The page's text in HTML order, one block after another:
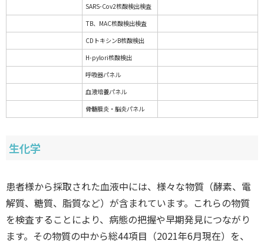
SARS-Cov2核酸検出検査
TB、MAC核酸検出検査
CDトキシンB核酸検出
H-pylori核酸検出
呼吸器パネル
血液培養パネル
骨髄膜炎・脳炎パネル
生化学
患者様から採取された血液中には、様々な物質（酵素、電
解質、糖質、脂質など）が含まれています。これらの物質
を検査することにより、病態の把握や早期発見につながり
ます。その物質の中から総44項目（2021年6月現在）を、